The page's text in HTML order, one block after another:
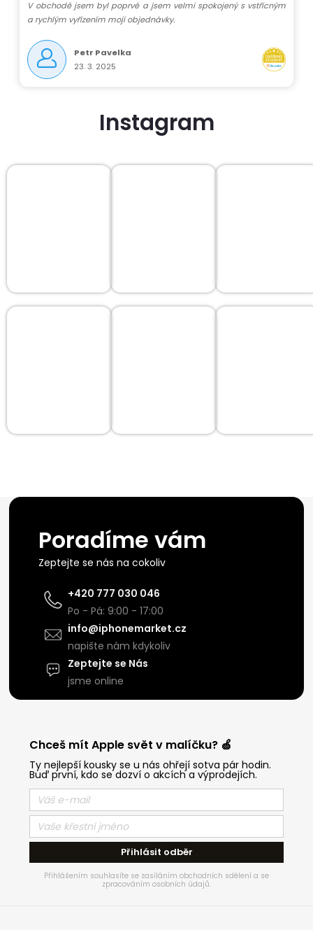
V obchodě jsem byl poprvé a jsem velmi spokojený s vstřícným
a rychlým vyřízením mojí objednávky.
Petr Pavelka
23. 3. 2025
Instagram
Poradíme vám
Zeptejte se nás na cokoliv
+420 777 030 046
Po - Pá: 9:00 - 17:00
info@iphonemarket.cz
napište nám kdykoliv
Zeptejte se Nás
jsme online
Chceš mít Apple svět v malíčku? 🍏
Ty nejlepší kousky se u nás ohřejí sotva pár hodin.
Buď první, kdo se dozví o akcích a výprodejích.
Přihlásit odběr
Přihlášením souhlasíte se zasíláním obchodních sdělení a se
zpracováním osobních údajů.